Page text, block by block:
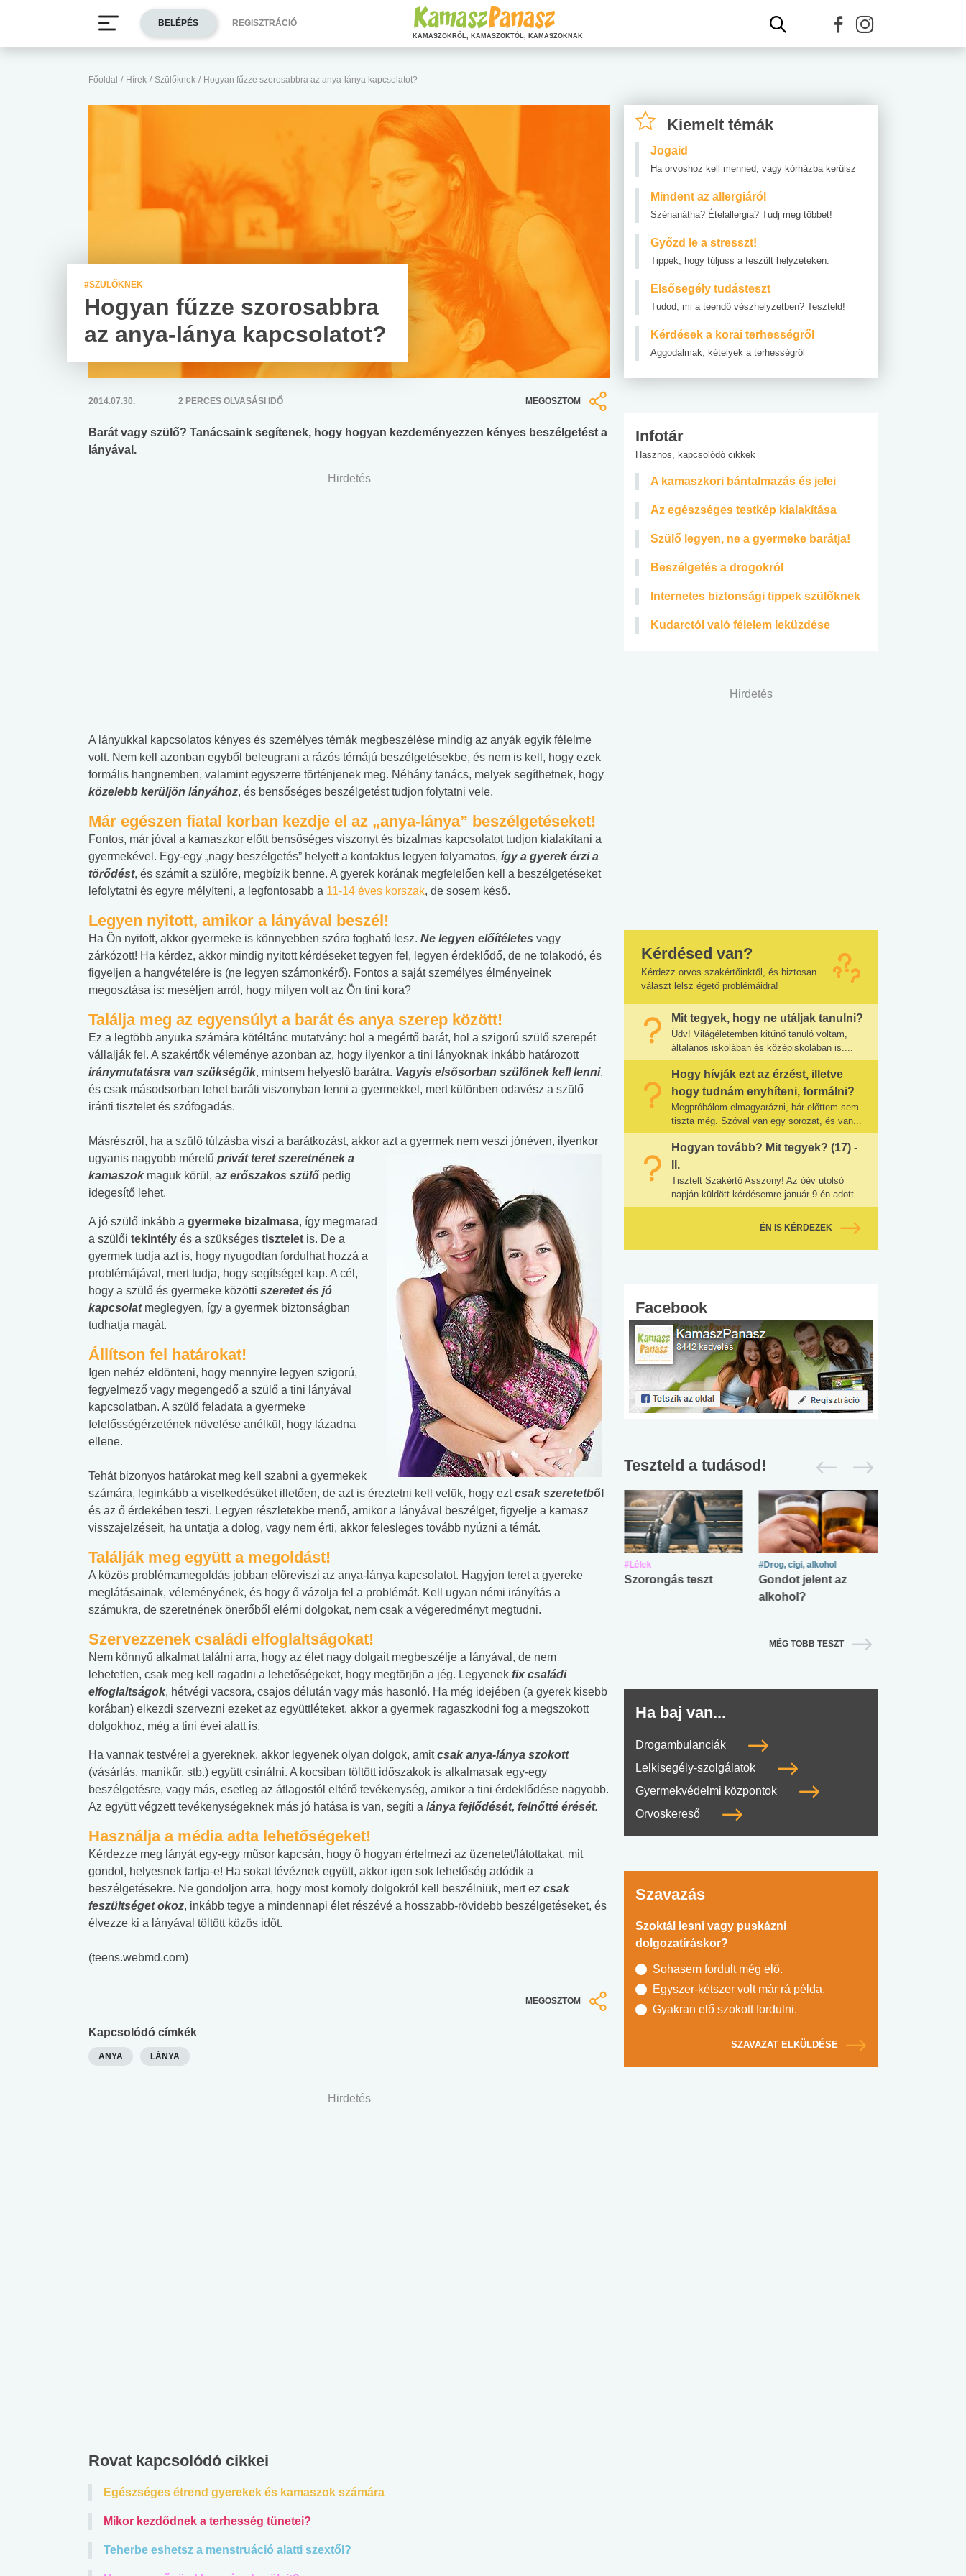
Főoldal / Hírek / Szülőknek / Hogyan fűzze szorosabbra az anya-lánya kapcsolatot?
#SZÜLŐKNEK
Hogyan fűzze szorosabbra
az anya-lánya kapcsolatot?
2014.07.30. 2 PERCES OLVASÁSI IDŐ MEGOSZTOM
Barát vagy szülő? Tanácsaink segítenek, hogy hogyan kezdeményezzen kényes beszélgetést a
lányával.
Hirdetés
A lányukkal kapcsolatos kényes és személyes témák megbeszélése mindig az anyák egyik félelme
volt. Nem kell azonban egyből beleugrani a rázós témájú beszélgetésekbe, és nem is kell, hogy ezek
formális hangnemben, valamint egyszerre történjenek meg. Néhány tanács, melyek segíthetnek, hogy
közelebb kerüljön lányához, és bensőséges beszélgetést tudjon folytatni vele.
Már egészen fiatal korban kezdje el az „anya-lánya” beszélgetéseket!
Fontos, már jóval a kamaszkor előtt bensőséges viszonyt és bizalmas kapcsolatot tudjon kialakítani a
gyermekével. Egy-egy „nagy beszélgetés” helyett a kontaktus legyen folyamatos, így a gyerek érzi a
törődést, és számít a szülőre, megbízik benne. A gyerek korának megfelelően kell a beszélgetéseket
lefolytatni és egyre mélyíteni, a legfontosabb a 11-14 éves korszak, de sosem késő.
Legyen nyitott, amikor a lányával beszél!
Ha Ön nyitott, akkor gyermeke is könnyebben szóra fogható lesz. Ne legyen előítéletes vagy
zárkózott! Ha kérdez, akkor mindig nyitott kérdéseket tegyen fel, legyen érdeklődő, de ne tolakodó, és
figyeljen a hangvételére is (ne legyen számonkérő). Fontos a saját személyes élményeinek
megosztása is: meséljen arról, hogy milyen volt az Ön tini kora?
Találja meg az egyensúlyt a barát és anya szerep között!
Ez a legtöbb anyuka számára kötéltánc mutatvány: hol a megértő barát, hol a szigorú szülő szerepét
vállalják fel. A szakértők véleménye azonban az, hogy ilyenkor a tini lányoknak inkább határozott
iránymutatásra van szükségük, mintsem helyeslő barátra. Vagyis elsősorban szülőnek kell lenni,
és csak másodsorban lehet baráti viszonyban lenni a gyermekkel, mert különben odavész a szülő
iránti tisztelet és szófogadás.
Másrészről, ha a szülő túlzásba viszi a barátkozást, akkor azt a gyermek nem veszi jónéven, ilyenkor
ugyanis nagyobb méretű privát teret szeretnének a
kamaszokmaguk körül, az erőszakos szülő pedig
idegesítő lehet.
A jó szülő inkább a gyermeke bizalmasa, így megmarad
a szülői tekintély és a szükséges tisztelet is. De a
gyermek tudja azt is, hogy nyugodtan fordulhat hozzá a
problémájával, mert tudja, hogy segítséget kap. A cél,
hogy a szülő és gyermeke közötti szeretet és jó
kapcsolatmeglegyen, így a gyermek biztonságban
tudhatja magát.
Állítson fel határokat!
Igen nehéz eldönteni, hogy mennyire legyen szigorú,
fegyelmező vagy megengedő a szülő a tini lányával
kapcsolatban. A szülő feladata a gyermeke
felelősségérzetének növelése anélkül, hogy lázadna
ellene.
Tehát bizonyos határokat meg kell szabni a gyermekek
számára, leginkább a viselkedésüket illetően, de azt is éreztetni kell velük, hogy eztcsak szeretetből
és az ő érdekében teszi. Legyen részletekbe menő, amikor a lányával beszélget, figyelje a kamasz
visszajelzéseit, ha untatja a dolog, vagy nem érti, akkor felesleges tovább nyúzni a témát.
Találják meg együtt a megoldást!
A közös problémamegoldás jobban előreviszi az anya-lánya kapcsolatot. Hagyjon teret a gyereke
meglátásainak, véleményének, és hogy ő vázolja fel a problémát. Kell ugyan némi irányítás a
számukra, de szeretnének önerőből elérni dolgokat, nem csak a végeredményt megtudni.
Szervezzenek családi elfoglaltságokat!
Nem könnyű alkalmat találni arra, hogy az élet nagy dolgait megbeszélje a lányával, de nem
lehetetlen, csak meg kell ragadni a lehetőségeket, hogy megtörjön a jég. Legyenek fix családi
elfoglaltságok, hétvégi vacsora, csajos délután vagy más hasonló. Ha még idejében (a gyerek kisebb
korában) elkezdi szervezni ezeket az együttléteket, akkor a gyermek ragaszkodni fog a megszokott
dolgokhoz, még a tini évei alatt is.
Ha vannak testvérei a gyereknek, akkor legyenek olyan dolgok, amitcsak anya-lánya szokott
(vásárlás, manikűr, stb.) együtt csinálni. A kocsiban töltött időszakok is alkalmasak egy-egy
beszélgetésre, vagy más, esetleg az átlagostól eltérő tevékenység, amikor a tini érdeklődése nagyobb.
Az együtt végzett tevékenységeknek más jó hatása is van, segíti a lánya fejlődését, felnőtté érését.
Használja a média adta lehetőségeket!
Kérdezze meg lányát egy-egy műsor kapcsán, hogy ő hogyan értelmezi az üzenetet/látottakat, mit
gondol, helyesnek tartja-e! Ha sokat tévéznek együtt, akkor igen sok lehetőség adódik a
beszélgetésekre. Ne gondoljon arra, hogy most komoly dolgokról kell beszélniük, mert ez csak
feszültséget okoz, inkább tegye a mindennapi élet részévé a hosszabb-rövidebb beszélgetéseket, és
élvezze ki a lányával töltött közös időt.
(teens.webmd.com)
MEGOSZTOM
Kapcsolódó címkék
ANYA LÁNYA
Hirdetés
Rovat kapcsolódó cikkei
Egészséges étrend gyerekek és kamaszok számára
Mikor kezdődnek a terhesség tünetei?
Teherbe eshetsz a menstruáció alatti szextől?
Kiemelt témák
Jogaid
Ha orvoshoz kell menned, vagy kórházba kerülsz
Mindent az allergiáról
Szénanátha? Ételallergia? Tudj meg többet!
Győzd le a stresszt!
Tippek, hogy túljuss a feszült helyzeteken.
Elsősegély tudásteszt
Tudod, mi a teendő vészhelyzetben? Teszteld!
Kérdések a korai terhességről
Aggodalmak, kételyek a terhességről
Infotár
Hasznos, kapcsolódó cikkek
A kamaszkori bántalmazás és jelei
Az egészséges testkép kialakítása
Szülő legyen, ne a gyermeke barátja!
Beszélgetés a drogokról
Internetes biztonsági tippek szülőknek
Kudarctól való félelem leküzdése
Hirdetés
Kérdésed van?
Kérdezz orvos szakértőinktől, és biztosan
választ lelsz égető problémáidra!
Mit tegyek, hogy ne utáljak tanulni?
Üdv! Világéletemben kitűnő tanuló voltam,
általános iskolában és középiskolában is....
Hogy hívják ezt az érzést, illetve
hogy tudnám enyhíteni, formálni?
Megpróbálom elmagyarázni, bár előttem sem
tiszta még. Szóval van egy sorozat, és van...
Hogyan tovább? Mit tegyek? (17) -
II.
Tisztelt Szakértő Asszony! Az óév utolsó
napján küldött kérdésemre január 9-én adott...
ÉN IS KÉRDEZEK
Facebook
Teszteld a tudásod!
#Zöldövezet
Mekkora az ökológiai
lábnyomod?
#Betegségek
Elsősegély
tudásteszt
Angol középfokú
nyelvvizsga teszt -
No.42
Internet-függőség
teszt
#Lélek
Szorongás teszt
#Drog, cigi, alkohol
Gondot jelent az
alkohol?
MÉG TÖBB TESZT
Ha baj van...
Drogambulanciák
Lelkisegély-szolgálatok
Gyermekvédelmi központok
Orvoskereső
Szavazás
Szoktál lesni vagy puskázni
dolgozatíráskor?
Sohasem fordult még elő.
Egyszer-kétszer volt már rá példa.
Gyakran elő szokott fordulni.
SZAVAZAT ELKÜLDÉSE
BELÉPÉS REGISZTRÁCIÓ
KAMASZOKRÓL, KAMASZOKTÓL, KAMASZOKNAK